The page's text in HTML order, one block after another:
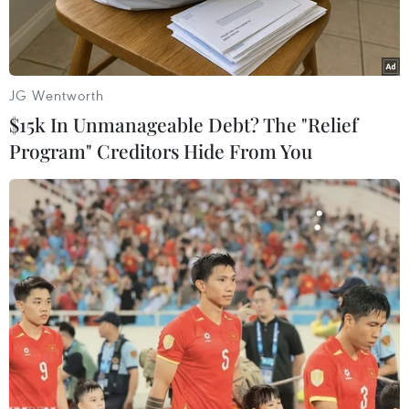
công.
Thiết bị mô phỏng buồng lái máy bay để đào tạo và huấn luyện
phi công. (Ảnh: Việt Hùng/Vietnam+)
Để đáp ứng nhu cầu về huấn luyện phi công
JG Wentworth
$15k In Unmanageable Debt? The "Relief
Program" Creditors Hide From You